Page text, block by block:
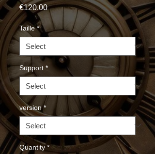
€120.00Price
Taille *
Support *
version *
Quantity *